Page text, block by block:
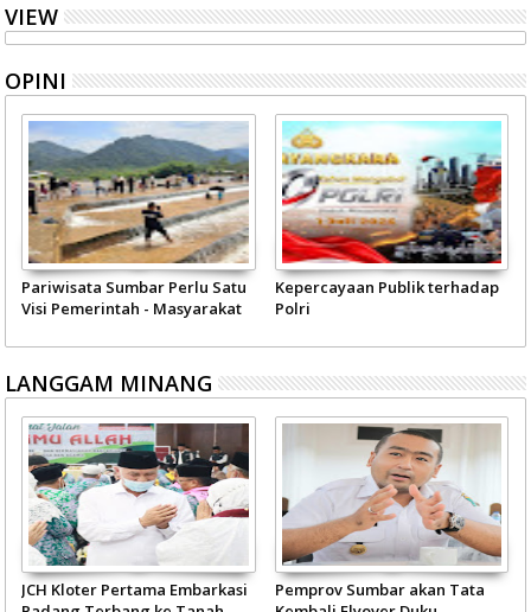
VIEW
OPINI
Pariwisata Sumbar Perlu Satu
Visi Pemerintah - Masyarakat
Kepercayaan Publik terhadap
Polri
LANGGAM MINANG
JCH Kloter Pertama Embarkasi
Pemprov Sumbar akan Tata